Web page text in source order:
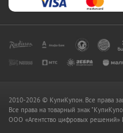
2010-2026 © КупиКупон. Все права
Все права на товарный знак
OOO «Агентство цифровых